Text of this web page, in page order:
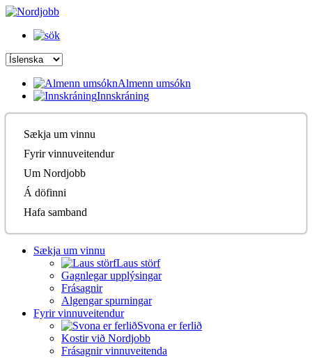
Almenn umsókn
Innskráning
Sækja um vinnu
Fyrir vinnuveitendur
Um Nordjobb
Á döfinni
Hafa samband
Sækja um vinnu
Laus störf
Gagnlegar upplýsingar
Frásagnir
Algengar spurningar
Fyrir vinnuveitendur
Svona er ferlið
Kostir við Nordjobb
Frásagnir vinnuveitenda